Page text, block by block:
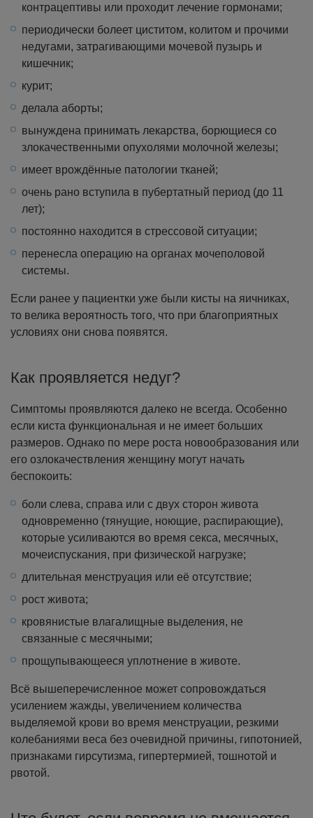
контрацептивы или проходит лечение гормонами;
периодически болеет циститом, колитом и прочими
недугами, затрагивающими мочевой пузырь и
кишечник;
курит;
делала аборты;
вынуждена принимать лекарства, борющиеся со
злокачественными опухолями молочной железы;
имеет врождённые патологии тканей;
очень рано вступила в пубертатный период (до 11
лет);
постоянно находится в стрессовой ситуации;
перенесла операцию на органах мочеполовой
системы.
Если ранее у пациентки уже были кисты на яичниках,
то велика вероятность того, что при благоприятных
условиях они снова появятся.
Как проявляется недуг?
Симптомы проявляются далеко не всегда. Особенно
если киста функциональная и не имеет больших
размеров. Однако по мере роста новообразования или
его озлокачествления женщину могут начать
беспокоить:
боли слева, справа или с двух сторон живота
одновременно (тянущие, ноющие, распирающие),
которые усиливаются во время секса, месячных,
мочеиспускания, при физической нагрузке;
длительная менструация или её отсутствие;
рост живота;
кровянистые влагалищные выделения, не
связанные с месячными;
прощупывающееся уплотнение в животе.
Всё вышеперечисленное может сопровождаться
усилением жажды, увеличением количества
выделяемой крови во время менструации, резкими
колебаниями веса без очевидной причины, гипотонией,
признаками гирсутизма, гипертермией, тошнотой и
рвотой.